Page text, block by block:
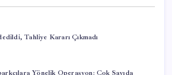
Tahliye Kararı Çıkmadı
Yönelik Operasyon: Çok Sayıda